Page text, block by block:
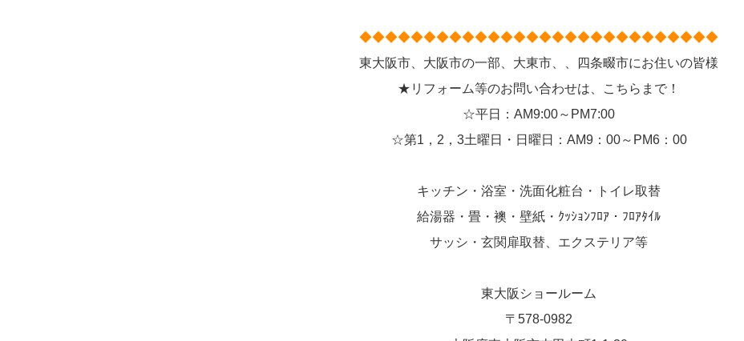
◆◆◆◆◆◆◆◆◆◆◆◆◆◆◆◆◆◆◆◆◆◆◆◆◆◆◆◆
東大阪市、大阪市の一部、大東市、、四条畷市にお住いの皆様
★リフォーム等のお問い合わせは、こちらまで！
☆平日：AM9:00～PM7:00
☆第1，2，3土曜日・日曜日：AM9：00～PM6：00
キッチン・浴室・洗面化粧台・トイレ取替
給湯器・畳・襖・壁紙・ｸｯｼｮﾝﾌﾛｱ・ﾌﾛｱﾀｲﾙ
サッシ・玄関扉取替、エクステリア等
東大阪ショールーム
〒578-0982